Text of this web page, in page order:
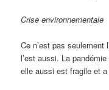
Crise environnementale
Ce n’est pas seulement
l’est aussi. La
elle aussi est fragile et